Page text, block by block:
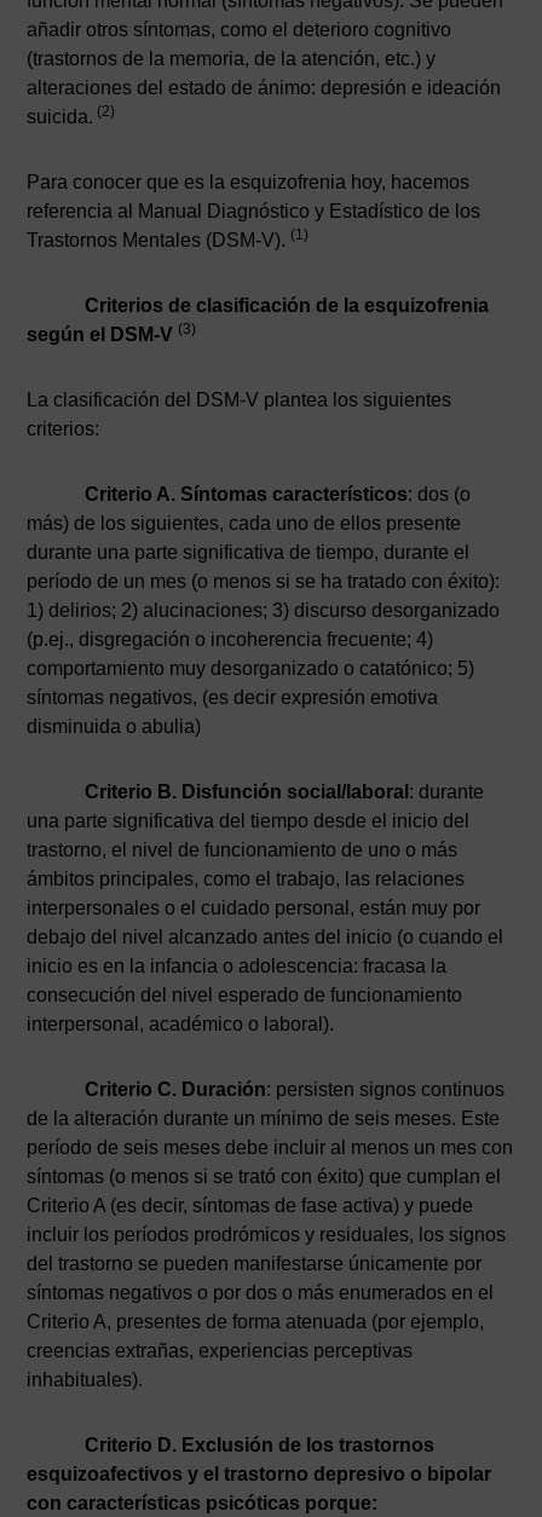
añadir otros síntomas, como el deterioro cognitivo
(trastornos de la memoria, de la atención, etc.) y
alteraciones del estado de ánimo: depresión e ideación
suicida. (2)
Para conocer que es la esquizofrenia hoy, hacemos
referencia al Manual Diagnóstico y Estadístico de los
Trastornos Mentales (DSM-V). (1)
Criterios de clasificación de la esquizofrenia
según el DSM-V (3)
La clasificación del DSM-V plantea los siguientes
criterios:
Criterio A. Síntomas característicos: dos (o
más) de los siguientes, cada uno de ellos presente
durante una parte significativa de tiempo, durante el
período de un mes (o menos si se ha tratado con éxito):
1) delirios; 2) alucinaciones; 3) discurso desorganizado
(p.ej., disgregación o incoherencia frecuente; 4)
comportamiento muy desorganizado o catatónico; 5)
síntomas negativos, (es decir expresión emotiva
disminuida o abulia)
Criterio B. Disfunción social/laboral : durante
una parte significativa del tiempo desde el inicio del
trastorno, el nivel de funcionamiento de uno o más
ámbitos principales, como el trabajo, las relaciones
interpersonales o el cuidado personal, están muy por
debajo del nivel alcanzado antes del inicio (o cuando el
inicio es en la infancia o adolescencia: fracasa la
consecución del nivel esperado de funcionamiento
interpersonal, académico o laboral).
Criterio C. Duración: persisten signos continuos
de la alteración durante un mínimo de seis meses. Este
período de seis meses debe incluir al menos un mes con
síntomas (o menos si se trató con éxito) que cumplan el
Criterio A (es decir, síntomas de fase activa) y puede
incluir los períodos prodrómicos y residuales, los signos
del trastorno se pueden manifestarse únicamente por
síntomas negativos o por dos o más enumerados en el
Criterio A, presentes de forma atenuada (por ejemplo,
creencias extrañas, experiencias perceptivas
inhabituales).
Criterio D. Exclusión de los trastornos
esquizoafectivos y el trastorno depresivo o bipolar
con características psicóticas porque: